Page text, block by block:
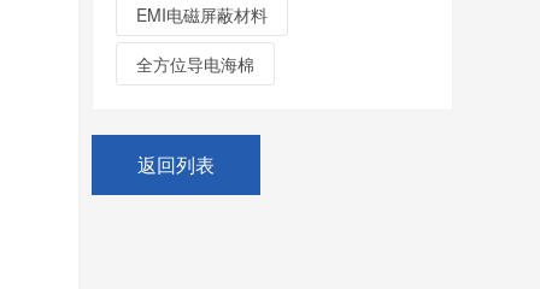
EMI电磁屏蔽材料
全方位导电海棉
返回列表